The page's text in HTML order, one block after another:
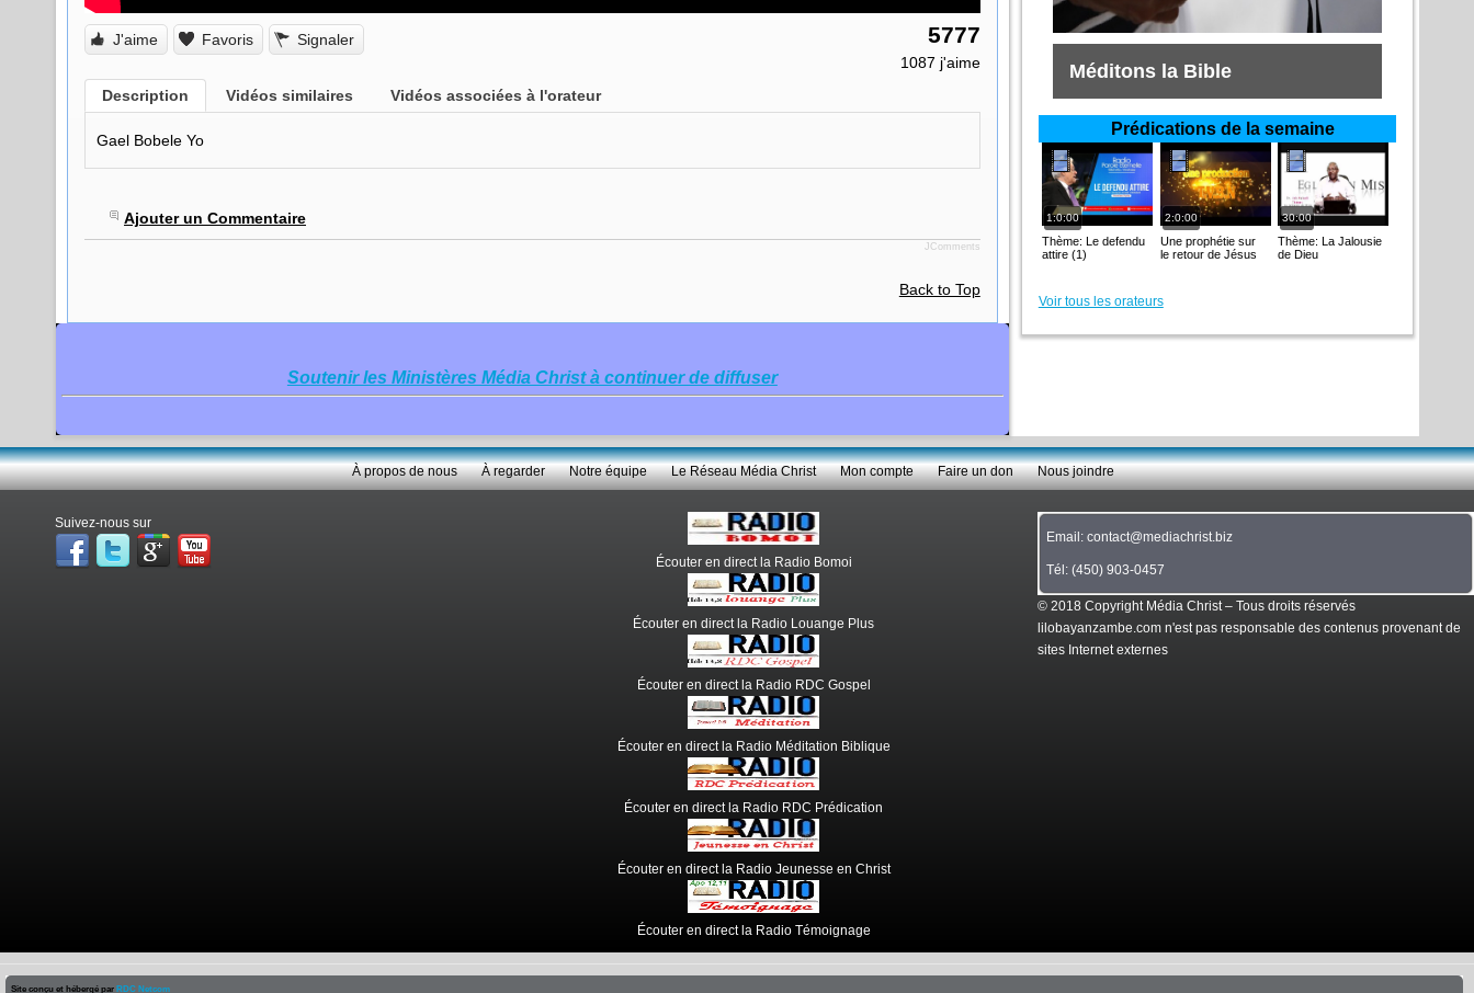
5777
1087 j'aime
J'aime Favoris Signaler
Description Vidéos similaires Vidéos associées à l'orateur
Gael Bobele Yo
Ajouter un Commentaire
JComments
Back to Top
Soutenir les Ministères Média Christ à continuer de diffuser
Méditons la Bible
Prédications de la semaine
1:0:00
Thème: Le defendu
attire (1)
2:0:00
Une prophétie sur
le retour de Jésus
30:00
Thème: La Jalousie
de Dieu
Voir tous les orateurs
À propos de nous À regarder Notre équipe Le Réseau Média Christ Mon compte Faire un don Nous joindre
Suivez-nous sur
Écouter en direct la Radio Bomoi
Écouter en direct la Radio Louange Plus
Écouter en direct la Radio RDC Gospel
Écouter en direct la Radio Méditation Biblique
Écouter en direct la Radio RDC Prédication
Écouter en direct la Radio Jeunesse en Christ
Écouter en direct la Radio Témoignage
Email: contact@mediachrist.biz
Tél: (450) 903-0457
© 2018 Copyright Média Christ – Tous droits réservés
lilobayanzambe.com n'est pas responsable des contenus provenant de
sites Internet externes
Site conçu et hébergé par RDC Netcom